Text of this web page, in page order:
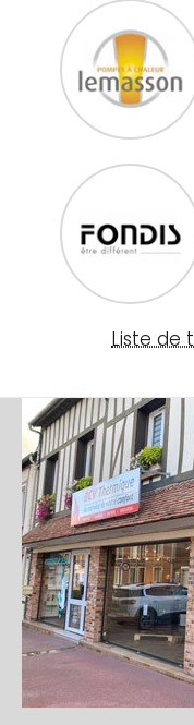
Liste de
Image